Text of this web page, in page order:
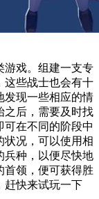
戏。组建一支专
这些战士也会有十
发现一些相应的情
之后，需要及时找
可在不同的阶段中
状况，可以使用相
兵种，以便尽快地
首领，便可获得胜
赶快来试玩一下